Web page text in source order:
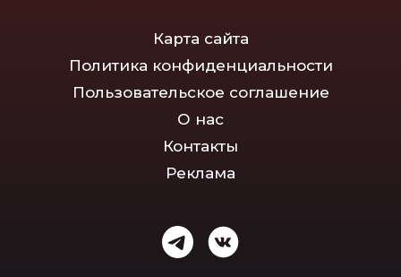
Карта сайта
Политика конфиденциальности
Пользовательское соглашение
О нас
Контакты
Реклама